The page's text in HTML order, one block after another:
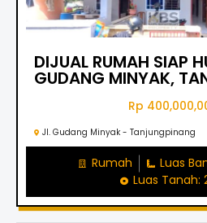
DIJUAL RUMAH SIAP
GUDANG MINYAK,
Rp
Jl. Gudang Minyak - Tanjungpinang
Rumah
Luas
Luas Tanah: